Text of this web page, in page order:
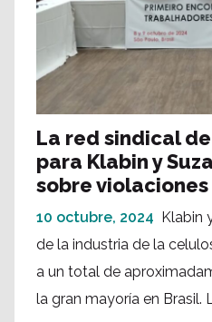
La red sindical
para Klabin y
sobre
10 octubre, 2024 Klabin
de la industria de la
a un total de
la gran mayoría en Brasil.